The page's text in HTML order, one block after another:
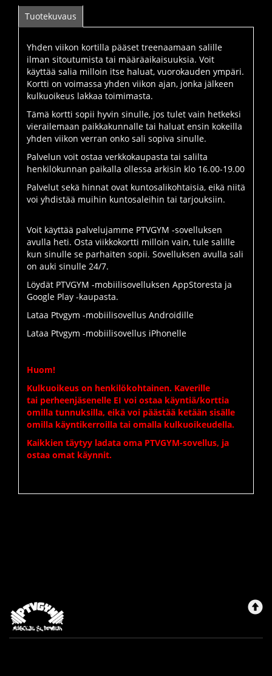
Tuotekuvaus
Yhden viikon kortilla pääset treenaamaan salille
ilman sitoutumista tai määräaikaisuuksia. Voit
käyttää salia milloin itse haluat, vuorokauden ympäri.
Kortti on voimassa yhden viikon ajan, jonka jälkeen
kulkuoikeus lakkaa toimimasta.
Tämä kortti sopii hyvin sinulle, jos tulet vain hetkeksi
vierailemaan paikkakunnalle tai haluat ensin kokeilla
yhden viikon verran onko sali sopiva sinulle.
Palvelun voit ostaa verkkokaupasta tai salilta
henkilökunnan paikalla ollessa arkisin klo 16.00-19.00
Palvelut sekä hinnat ovat kuntosalikohtaisia, eikä niitä
voi yhdistää muihin kuntosaleihin tai tarjouksiin.
Voit käyttää palvelujamme PTVGYM -sovelluksen
avulla heti. Osta viikkokortti milloin vain, tule salille
kun sinulle se parhaiten sopii. Sovelluksen avulla sali
on auki sinulle 24/7.
Löydät PTVGYM -mobiilisovelluksen AppStoresta ja
Google Play -kaupasta.
Lataa Ptvgym -mobiilisovellus Androidille
Lataa Ptvgym -mobiilisovellus iPhonelle
Huom!
Kulkuoikeus on henkilökohtainen. Kaverille
tai perheenjäsenelle EI voi ostaa käyntiä/korttia
omilla tunnuksilla, eikä voi päästää ketään sisälle
omilla käyntikerroilla tai omalla kulkuoikeudella.
Kaikkien täytyy ladata oma PTVGYM-sovellus, ja
ostaa omat käynnit.